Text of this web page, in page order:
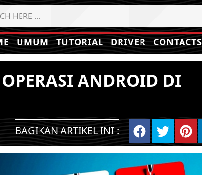
UMUM TUTORIAL DRIVER CONTACTS
ANDROID DI
BAGIKAN ARTIKEL INI :